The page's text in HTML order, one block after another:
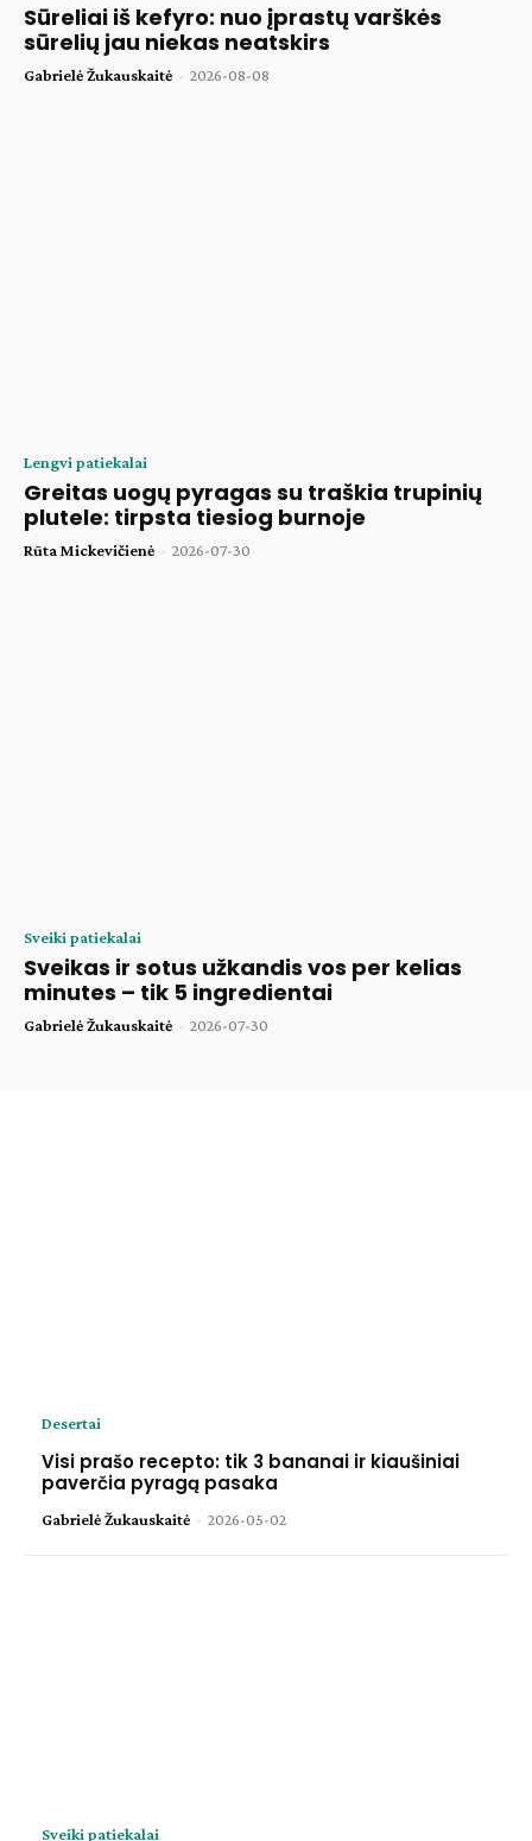
Sūreliai iš kefyro: nuo įprastų varškės
sūrelių jau niekas neatskirs
Gabrielė Žukauskaitė - 2026-08-08
Lengvi patiekalai
Greitas uogų pyragas su traškia trupinių
plutele: tirpsta tiesiog burnoje
Rūta Mickevičienė - 2026-07-30
Sveiki patiekalai
Sveikas ir sotus užkandis vos per kelias
minutes – tik 5 ingredientai
Gabrielė Žukauskaitė - 2026-07-30
Desertai
Visi prašo recepto: tik 3 bananai ir kiaušiniai
paverčia pyragą pasaka
Gabrielė Žukauskaitė - 2026-05-02
Sveiki patiekalai